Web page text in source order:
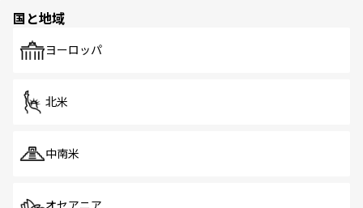
で、ホーカーズは地元の風情を楽しめる外せないスポット
国と地域
ヨーロッパ
北米
中南米